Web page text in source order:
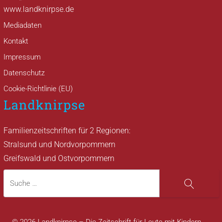
www.landknirpse.de
Mediadaten
Kontakt
Impressum
Datenschutz
Cookie-Richtlinie (EU)
Landknirpse
Familienzeitschriften für 2 Regionen:
Stralsund und Nordvorpommern
Greifswald und Ostvorpommern
Suche
Suche